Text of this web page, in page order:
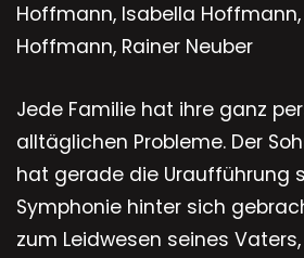
Hoffmann, Isabella
Hoffmann, Rainer Neuber
Jede Familie hat ihre ganz
alltäglichen Probleme. Der
hat gerade die Uraufführung
Symphonie hinter sich
zum Leidwesen seines